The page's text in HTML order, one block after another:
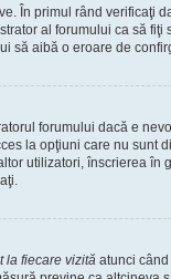
În primul rând verificaţi
al forumului ca să fiţi
să aibă o eroare de
forumului dacă e
la opţiuni care nu sunt
utilizatori, înscrierea în
la fiecare vizită atunci